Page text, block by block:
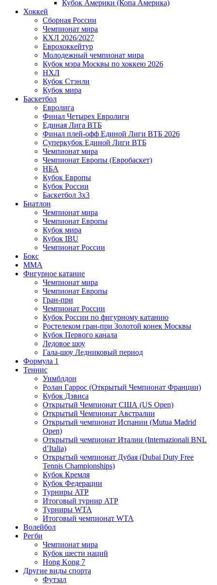
Кубок Америки (Копа Америка)
Хоккей
Сборная России
Чемпионат мира
КХЛ 2026/2027
Еврохоккейтур
Молодежный чемпионат мира
Кубок мэра Москвы по хоккею 2026
НХЛ
Кубок Стэнли
Кубок мира
Баскетбол
Евролига
Финал Четырех Евролиги
Единая Лига ВТБ
Финал плей-офф Единой Лиги ВТБ 2026
Суперкубок Единой Лиги ВТБ
Чемпионат мира
Чемпионат Европы (Евробаскет)
НБА
Кубок Европы
Кубок России
Баскетбол 3х3
Биатлон
Чемпионат мира
Чемпионат Европы
Кубок мира
Кубок IBU
Чемпионат России
Бокс
MMA
Фигурное катание
Чемпионат мира
Чемпионат Европы
Гран-при
Чемпионат России
Кубок России по фигурному катанию
Ростелеком гран-при Золотой конек Москвы
Кубок Первого канала
Ледовое шоу
Гала-шоу Ледниковый период
Формула 1
Теннис
Уимблдон
Ролан Гаррос (Открытый Чемпионат Франции)
Кубок Дэвиса
Открытый Чемпионат США (US Open)
Открытый Чемпионат Австралии
Открытый чемпионат Испании (Mutua Madrid
Open)
Открытый чемпионат Италии (Internazionali BNL
d’Italia)
Открытый чемпионат Дубая (Dubai Duty Free
Tennis Championships)
Кубок Кремля
Кубок Федерации
Турниры ATP
Итоговый турнир ATP
Турниры WTA
Итоговый чемпионат WTA
Волейбол
Регби
Чемпионат мира
Кубок шести наций
Hong Kong 7
Другие виды спорта
Футзал